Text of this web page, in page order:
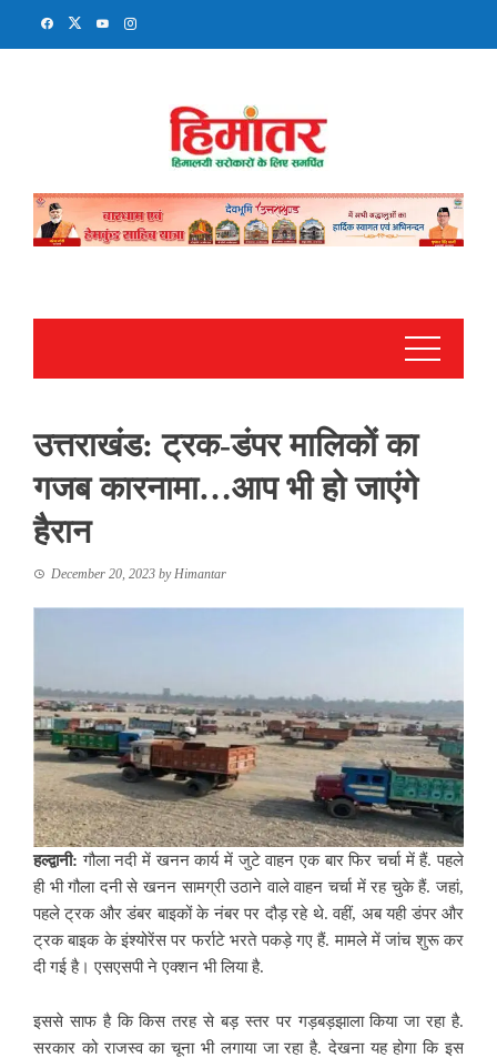
उत्तराखंड: ट्रक-डंपर मालिकों का
गजब कारनामा…आप भी हो जाएंगे
हैरान
December 20, 2023 byHimantar
हल्द्वानी: गौला नदी में खनन कार्य में जुटे वाहन एक बार फिर चर्चा में हैं. पहले
ही भी गौला दनी से खनन सामग्री उठाने वाले वाहन चर्चा में रह चुके हैं. जहां,
पहले ट्रक और डंबर बाइकों के नंबर पर दौड़ रहे थे. वहीं, अब यही डंपर और
ट्रक बाइक के इंश्योरेंस पर फर्राटे भरते पकड़े गए हैं. मामले में जांच शुरू कर
दी गई है। एसएसपी ने एक्शन भी लिया है.
इससे साफ है कि किस तरह से बड़ स्तर पर गड़बड़झाला किया जा रहा है.
सरकार को राजस्व का चूना भी लगाया जा रहा है. देखना यह होगा कि इस